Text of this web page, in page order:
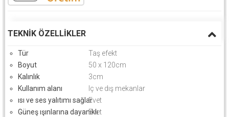
TEKNIK ÖZELLIKLER
Tür
Taş efekt
Boyut
50 x 120cm
Kalınlık
3cm
Kullanım alanı
Iç ve dış mekanlar
ısı ve ses yalıtımı sağlarEvet
Güneş ışınlarına dayanıklı
Evet